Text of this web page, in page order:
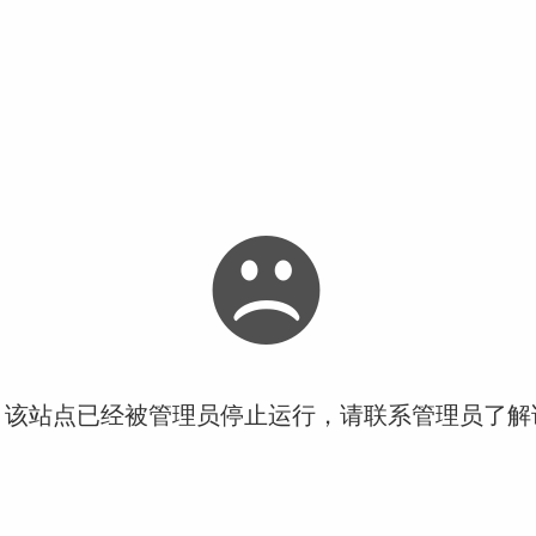
站点已经被管理员停止运行，请联系管理员了